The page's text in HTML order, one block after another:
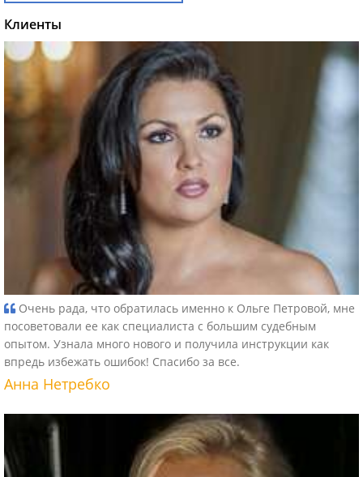
Клиенты
Очень рада, что обратилась именно к Ольге Петровой, мне
посоветовали ее как специалиста с большим судебным
опытом. Узнала много нового и получила инструкции как
впредь избежать ошибок! Спасибо за все.
Анна Нетребко